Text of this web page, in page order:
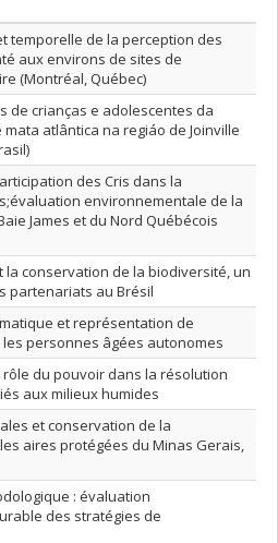
croissant
en ordre croissant
temporelle de la perception des
aux environs de sites de
(Montréal, Québec)
de crianças e adolescentes da
atlântica na regiáo de Joinville
des Cris dans la
environnementale de la
James et du Nord Québécois
la conservation de la biodiversité, un
partenariats au Brésil
et représentation de
personnes âgées autonomes
rôle du pouvoir dans la résolution
aux milieux humides
et conservation de la
aires protégées du Minas Gerais,
: évaluation
des stratégies de